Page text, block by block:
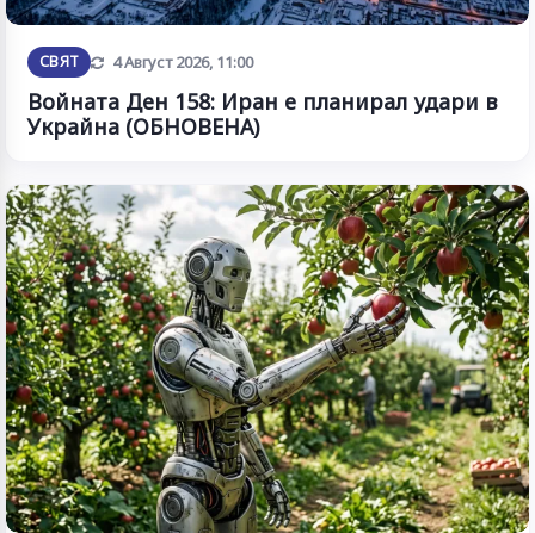
СВЯТ Обновена
4 Август 2026, 11:00
Войната Ден 158: Иран е планирал удари в
Украйна (ОБНОВЕНА)